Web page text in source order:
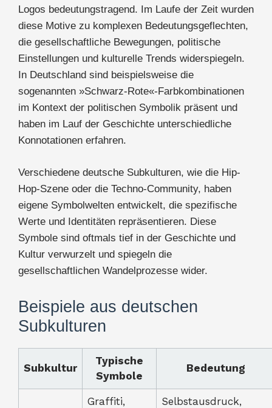
Logos bedeutungstragend. Im Laufe der Zeit wurden
diese Motive zu komplexen Bedeutungsgeflechten,
die gesellschaftliche Bewegungen, politische
Einstellungen und kulturelle Trends widerspiegeln.
In Deutschland sind beispielsweise die
sogenannten »Schwarz-Rote«-Farbkombinationen
im Kontext der politischen Symbolik präsent und
haben im Lauf der Geschichte unterschiedliche
Konnotationen erfahren.
Verschiedene deutsche Subkulturen, wie die Hip-
Hop-Szene oder die Techno-Community, haben
eigene Symbolwelten entwickelt, die spezifische
Werte und Identitäten repräsentieren. Diese
Symbole sind oftmals tief in der Geschichte und
Kultur verwurzelt und spiegeln die
gesellschaftlichen Wandelprozesse wider.
Beispiele aus deutschen
Subkulturen
Subkultur
Typische
Symbole
Bedeutung
Graffiti,
Selbstausdruck,